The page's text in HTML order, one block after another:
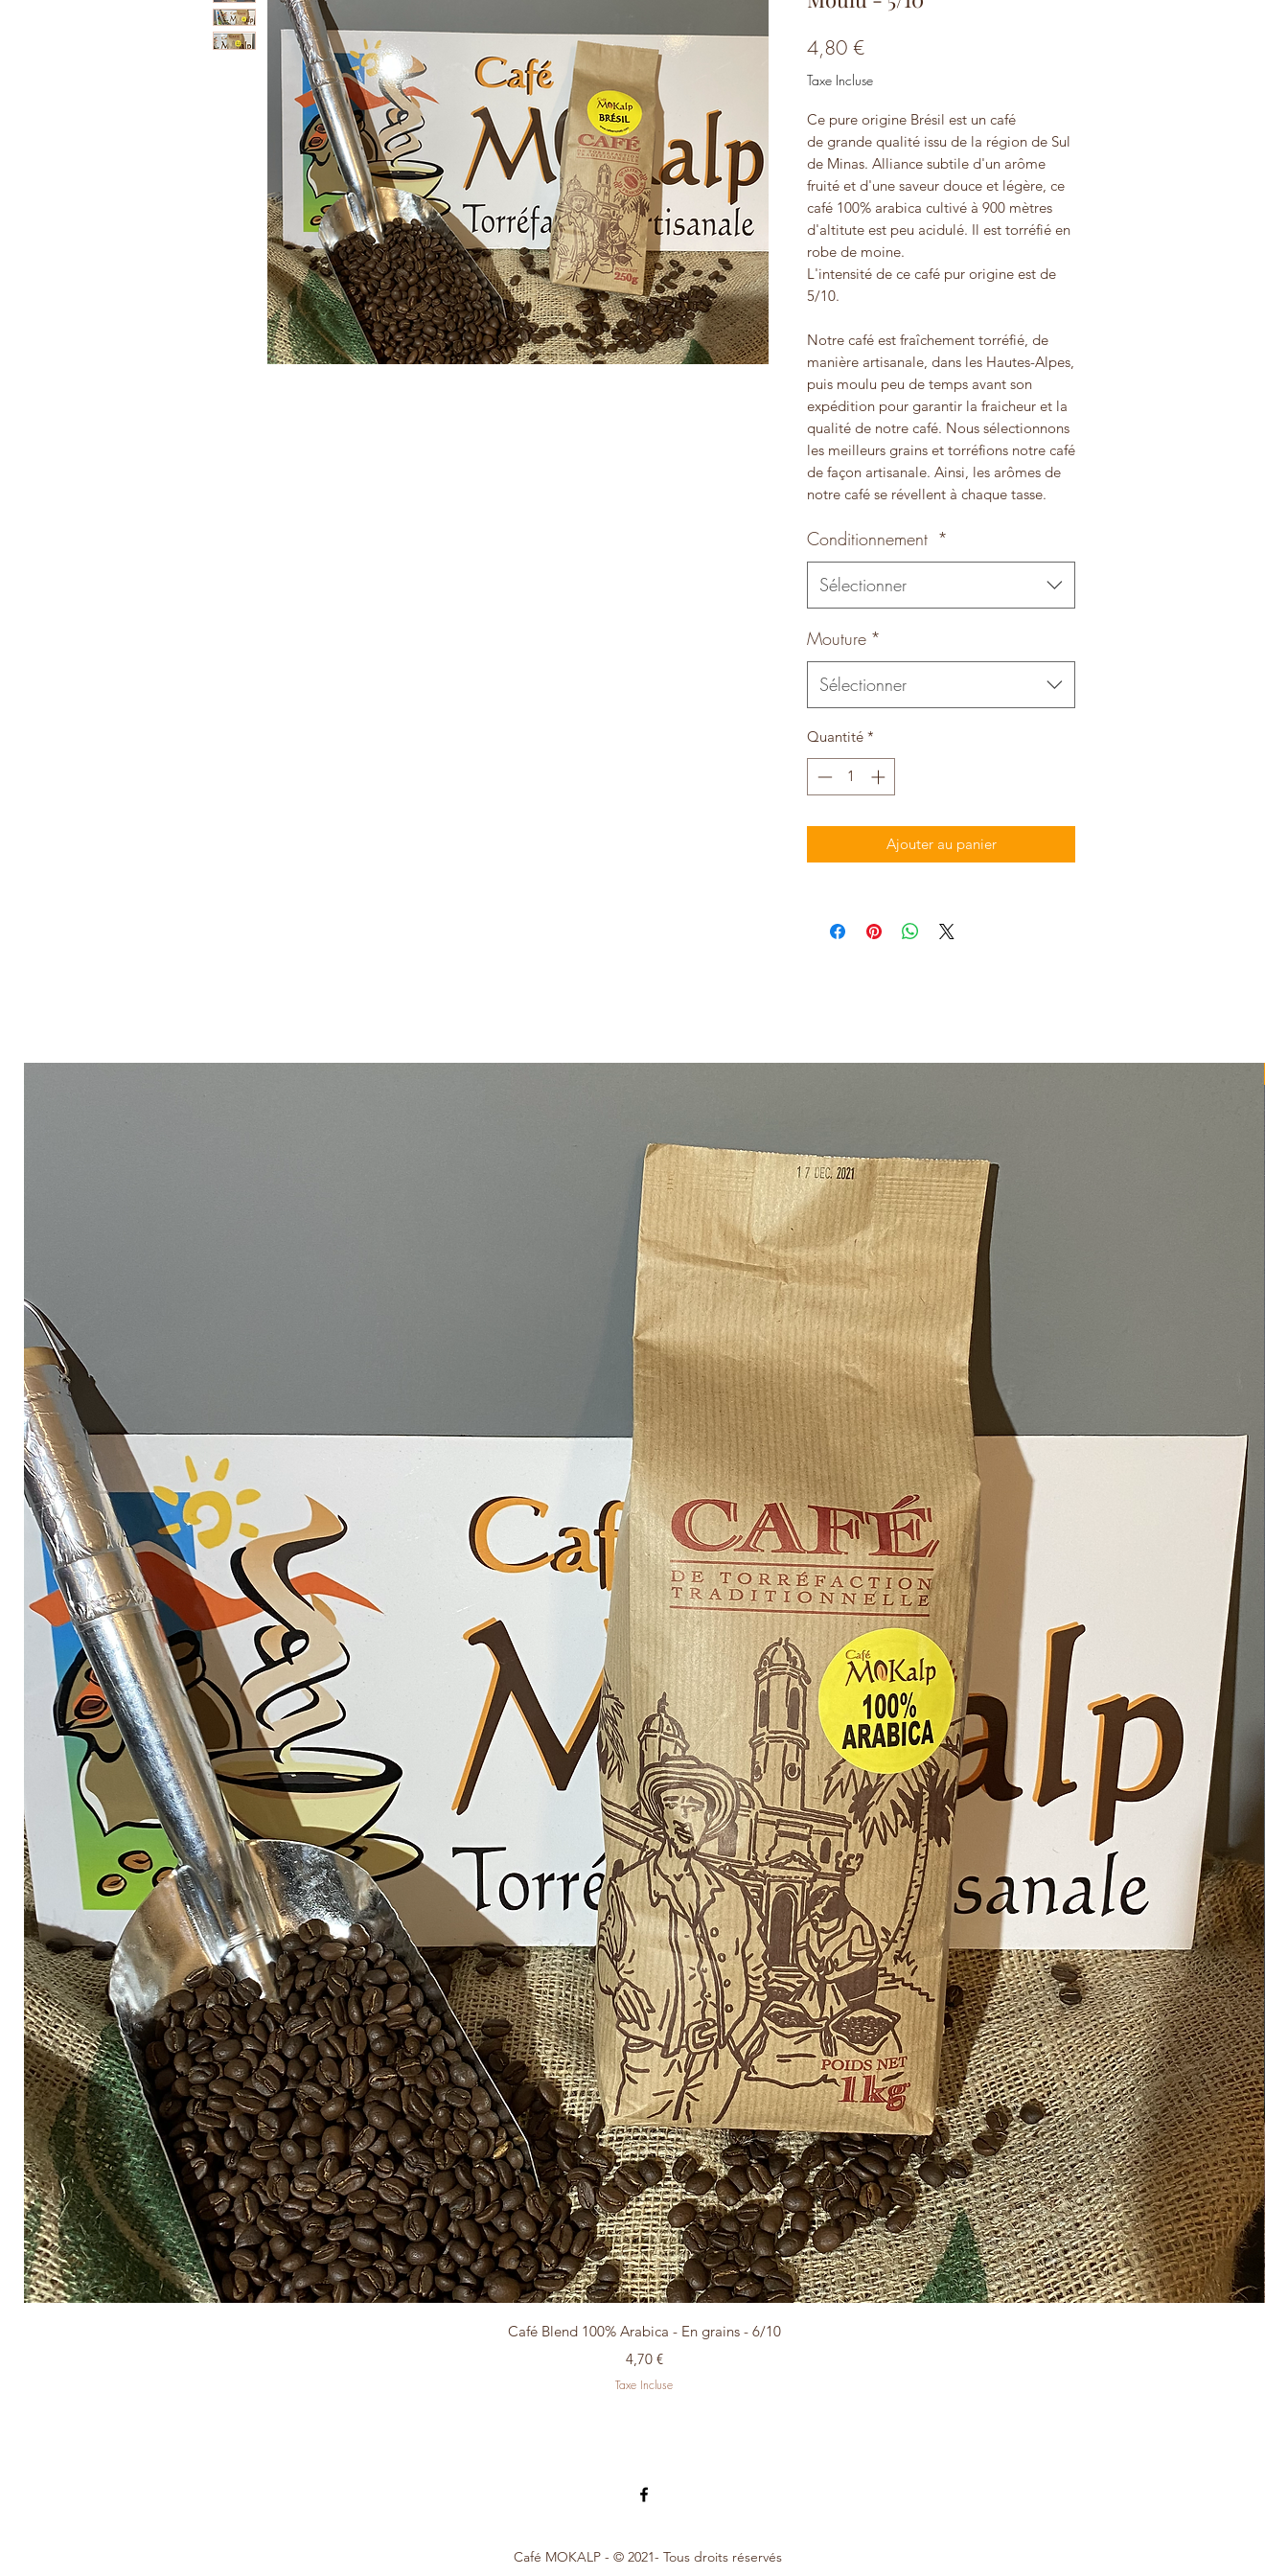
4,80 €Prix
Taxe Incluse
Ce pure origine Brésil est un café
de grande qualité issu de la région de Sul
de Minas. Alliance subtile d'un arôme
fruité et d'une saveur douce et légère, ce
café 100% arabica cultivé à 900 mètres
d'altitute est peu acidulé. Il est torréfié en
robe de moine.
L'intensité de ce café pur origine est de
5/10.
Notre café est fraîchement torréfié, de
manière artisanale, dans les Hautes-Alpes,
puis moulu peu de temps avant son
expédition pour garantir la fraicheur et la
qualité de notre café. Nous sélectionnons
les meilleurs grains et torréfions notre café
de façon artisanale. Ainsi, les arômes de
notre café se révellent à chaque tasse.
Conditionnement *
Sélectionner
Mouture *
Sélectionner
Quantité *
Ajouter au panier
Aperçu rapide
Café Blend 100% Arabica - En grains - 6/10
Prix
4,70 €
Taxe Incluse
Café MOKALP - © 2021- Tous droits réservés